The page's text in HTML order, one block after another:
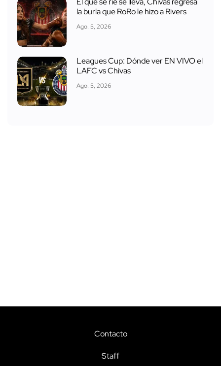
la burla que RoRo le hizo a Rivers
Ago. 5, 2026
Leagues Cup: Dónde ver EN VIVO el
LAFC vs Chivas
Ago. 5, 2026
Contacto
Staff